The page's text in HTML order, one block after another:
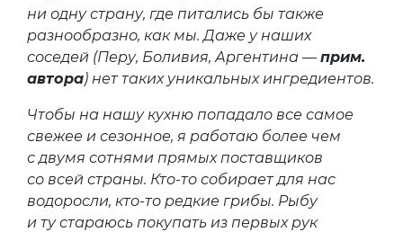
ни одну страну, где питались бы также
разнообразно, как мы. Даже у наших
соседей (Перу, Боливия, Аргентина — прим.
автора) нет таких уникальных ингредиентов.
Чтобы на нашу кухню попадало все самое
свежее и сезонное, я работаю более чем
с двумя сотнями прямых поставщиков
со всей страны. Кто-то собирает для нас
водоросли, кто-то редкие грибы. Рыбу
и ту стараюсь покупать из первых рук